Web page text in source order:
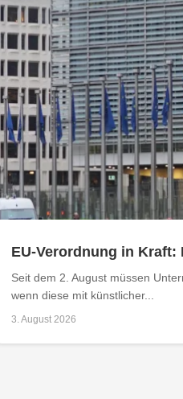
EU-Verordnung in Kraft:
Seit dem 2. August müssen
wenn diese mit künstlicher...
3. August 2026